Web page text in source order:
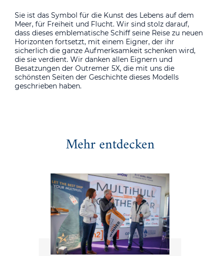
Sie ist das Symbol für die Kunst des Lebens auf dem
Meer, für Freiheit und Flucht. Wir sind stolz darauf,
dass dieses emblematische Schiff seine Reise zu neuen
Horizonten fortsetzt, mit einem Eigner, der ihr
sicherlich die ganze Aufmerksamkeit schenken wird,
die sie verdient. Wir danken allen Eignern und
Besatzungen der Outremer 5X, die mit uns die
schönsten Seiten der Geschichte dieses Modells
geschrieben haben.
Mehr entdecken